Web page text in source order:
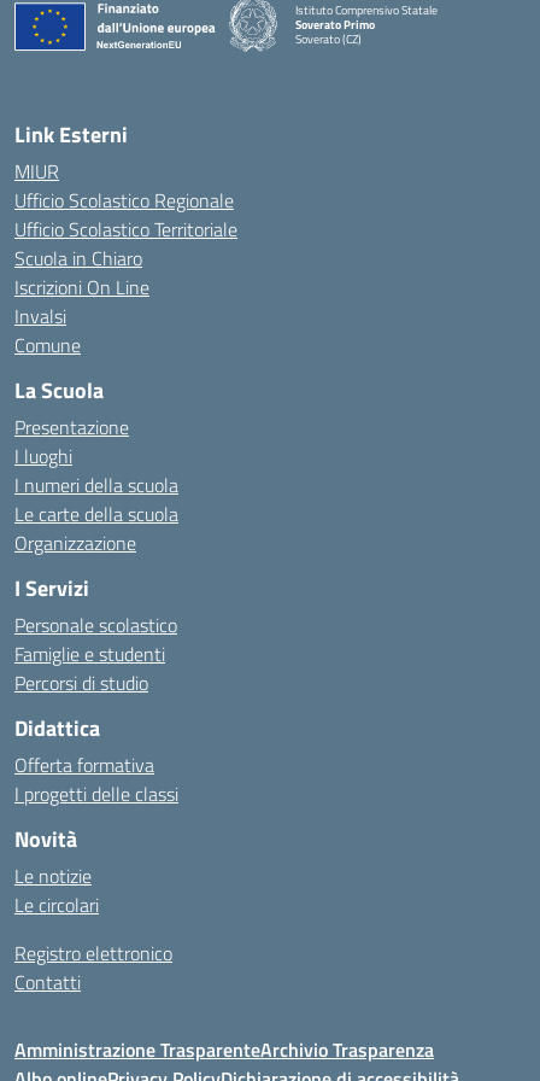
Istituto Comprensivo Statale
Soverato Primo
Soverato (CZ)
Link Esterni
MIUR
Ufficio Scolastico Regionale
Ufficio Scolastico Territoriale
Scuola in Chiaro
Iscrizioni On Line
Invalsi
Comune
La Scuola
Presentazione
I luoghi
I numeri della scuola
Le carte della scuola
Organizzazione
I Servizi
Personale scolastico
Famiglie e studenti
Percorsi di studio
Didattica
Offerta formativa
I progetti delle classi
Novità
Le notizie
Le circolari
Registro elettronico
Contatti
Amministrazione TrasparenteArchivio Trasparenza